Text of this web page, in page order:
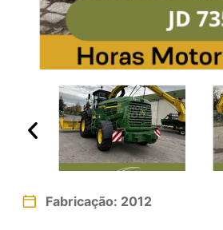
Fabricação: 2012